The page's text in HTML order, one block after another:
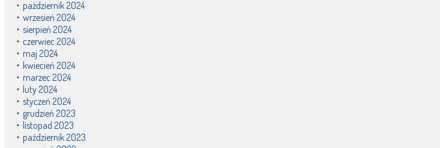
październik 2024
wrzesień 2024
sierpień 2024
czerwiec 2024
maj 2024
kwiecień 2024
marzec 2024
luty 2024
styczeń 2024
grudzień 2023
listopad 2023
październik 2023